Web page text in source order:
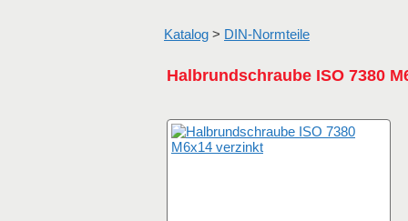
Katalog > DIN-Normteile
Halbrundschraube ISO 7380